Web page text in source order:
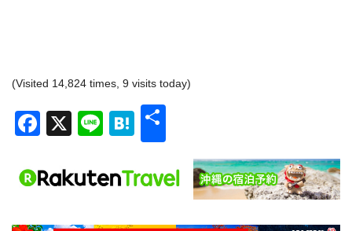
(Visited 14,824 times, 9 visits today)
Facebook
X LineHatena